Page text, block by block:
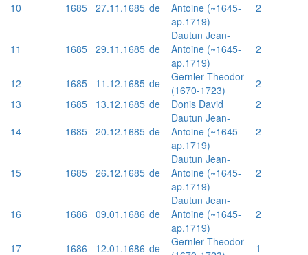
10 1685 27.11.1685 de
Antoine (~1645-
ap.1719)
2
11 1685 29.11.1685 de
Dautun Jean-
Antoine (~1645-
ap.1719)
2
12 1685 11.12.1685 de
Gernler Theodor
(1670-1723)
2
13
1685 13.12.1685 de Donis David
2
14
1685 20.12.1685 de
Dautun Jean-
Antoine (~1645-
ap.1719)
2
15 1685 26.12.1685 de
Dautun Jean-
Antoine (~1645-
ap.1719)
2
16 1686 09.01.1686 de
Dautun Jean-
Antoine (~1645-
ap.1719)
2
17 1686 12.01.1686 de
Gernler Theodor
1